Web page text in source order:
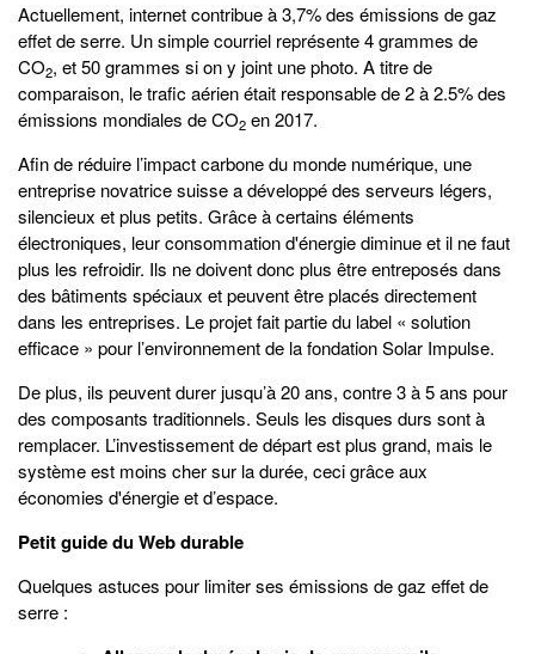
Actuellement, internet contribue à 3,7% des émissions de gaz
effet de serre. Un simple courriel représente 4 grammes de
CO2, et 50 grammes si on y joint une photo. A titre de
comparaison, le trafic aérien était responsable de 2 à 2.5% des
émissions mondiales de CO2 en 2017.
Afin de réduire l’impact carbone du monde numérique, une
entreprise novatrice suisse a développé des serveurs légers,
silencieux et plus petits. Grâce à certains éléments
électroniques, leur consommation d'énergie diminue et il ne faut
plus les refroidir. Ils ne doivent donc plus être entreposés dans
des bâtiments spéciaux et peuvent être placés directement
dans les entreprises. Le projet fait partie du label « solution
efficace » pour l’environnement de la fondation Solar Impulse.
De plus, ils peuvent durer jusqu’à 20 ans, contre 3 à 5 ans pour
des composants traditionnels. Seuls les disques durs sont à
remplacer. L’investissement de départ est plus grand, mais le
système est moins cher sur la durée, ceci grâce aux
économies d'énergie et d’espace.
Petit guide du Web durable
Quelques astuces pour limiter ses émissions de gaz effet de
serre :